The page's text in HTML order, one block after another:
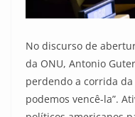
No discurso de
da ONU, Antonio
perdendo a corrida
podemos vencê-la”.